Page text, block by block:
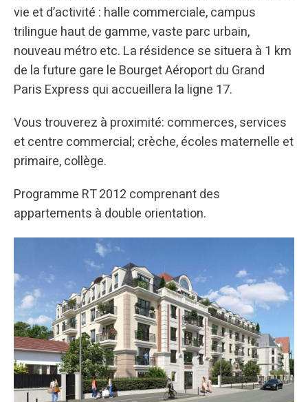
vie et d’activité : halle commerciale, campus
trilingue haut de gamme, vaste parc urbain,
nouveau métro etc. La résidence se situera à 1 km
de la future gare le Bourget Aéroport du Grand
Paris Express qui accueillera la ligne 17.
Vous trouverez à proximité: commerces, services
et centre commercial; crèche, écoles maternelle et
primaire, collège.
Programme RT 2012 comprenant des
appartements à double orientation.